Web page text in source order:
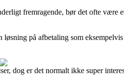
fremragende, bør det ofte være
på afbetaling som
dog er det normalt ikke super